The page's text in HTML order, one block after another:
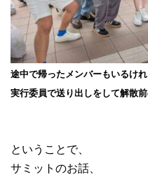
途中で帰ったメンバーもいるけ
実行委員で送り出しをして解散前
ということで、
サミットのお話、